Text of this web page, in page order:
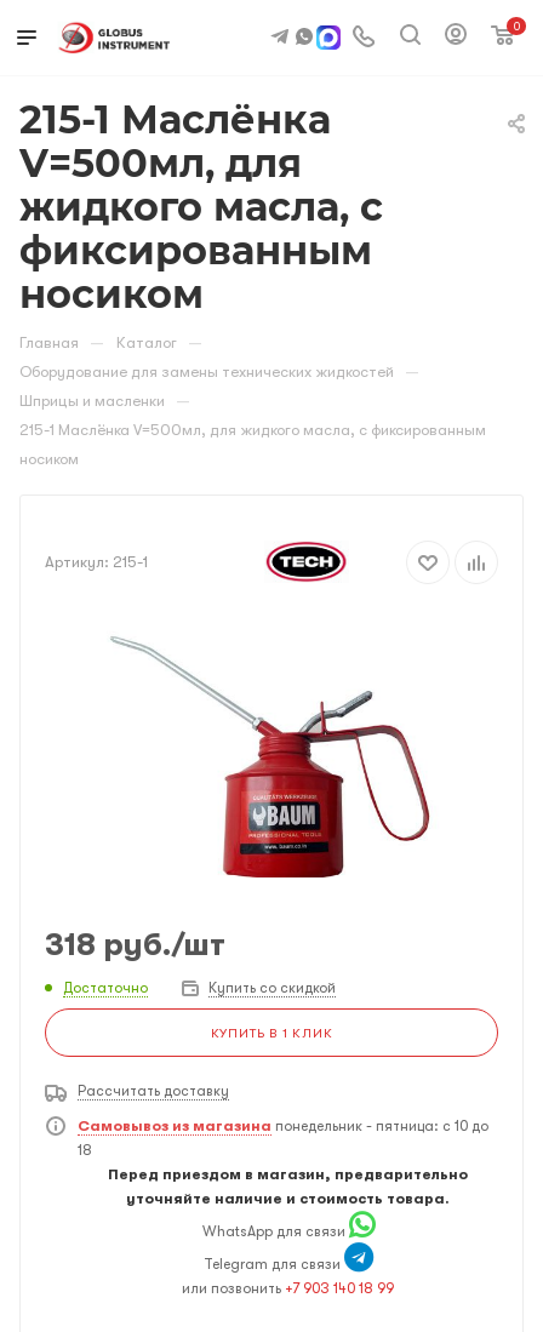
0
215-1 Маслёнка
V=500мл, для
жидкого масла, с
фиксированным
носиком
Главная — Каталог —
Оборудование для замены технических жидкостей —
Шприцы и масленки —
215-1 Маслёнка V=500мл, для жидкого масла, с фиксированным
носиком
Артикул: 215-1
318 руб./шт
Достаточно Купить со скидкой
КУПИТЬ В 1 КЛИК
Рассчитать доставку
Самовывоз из магазина понедельник - пятница: с 10 до
18
Перед приездом в магазин, предварительно
уточняйте наличие и стоимость товара.
WhatsApp для связи
Telegram для связи
или позвонить +7 903 140 18 99